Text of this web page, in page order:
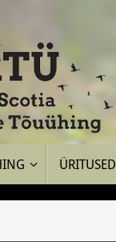
ÜRITUSED